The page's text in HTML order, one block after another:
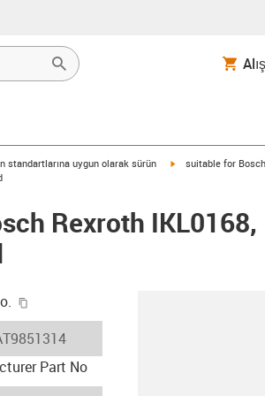
standartlarına uygun olarak sürün igus-icon-arrow-right
suitable for
Rexroth IKL0168,
icon-lieferzeit
Part No